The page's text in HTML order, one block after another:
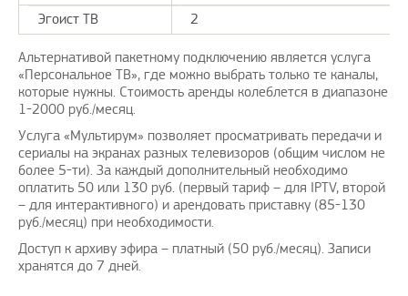
Эгоист ТВ
2
Альтернативой пакетному подключению является услуга
«Персональное ТВ», где можно выбрать только те каналы,
которые нужны. Стоимость аренды колеблется в диапазоне
1-2000 руб./месяц.
Услуга «Мультирум» позволяет просматривать передачи и
сериалы на экранах разных телевизоров (общим числом не
более 5-ти). За каждый дополнительный необходимо
оплатить 50 или 130 руб. (первый тариф – для IPTV, второй
– для интерактивного) и арендовать приставку (85-130
руб./месяц) при необходимости.
Доступ к архиву эфира – платный (50 руб./месяц). Записи
хранятся до 7 дней.